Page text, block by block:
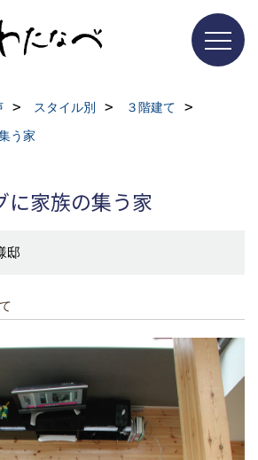
スタイル別
３階建て
う家
に家族の集う家
邸